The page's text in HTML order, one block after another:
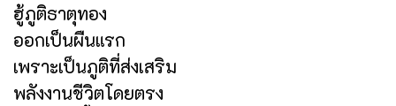
ฮู้ภูติธาตุทอง
ออกเป็นผืนแรก
เพราะเป็นภูติที่ส่งเสริม
พลังงานชีวิตโดยตรง